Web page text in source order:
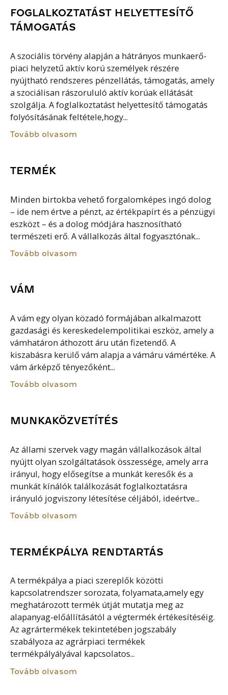
FOGLALKOZTATÁST HELYETTESÍTŐ
TÁMOGATÁS
A szociális törvény alapján a hátrányos munkaerő-
piaci helyzetű aktív korú személyek részére
nyújtható rendszeres pénzellátás, támogatás, amely
a szociálisan rászorululó aktív korúak ellátását
szolgálja. A foglalkoztatást helyettesítő támogatás
folyósításának feltétele,hogy...
Tovább olvasom
TERMÉK
Minden birtokba vehető forgalomképes ingó dolog
– ide nem értve a pénzt, az értékpapírt és a pénzügyi
eszközt – és a dolog módjára hasznosítható
természeti erő. A vállalkozás által fogyasztónak...
Tovább olvasom
VÁM
A vám egy olyan közadó formájában alkalmazott
gazdasági és kereskedelempolitikai eszköz, amely a
vámhatáron áthozott áru után fizetendő. A
kiszabásra kerülő vám alapja a vámáru vámértéke. A
vám árképző tényezőként...
Tovább olvasom
MUNKAKÖZVETÍTÉS
Az állami szervek vagy magán vállalkozások által
nyújtt olyan szolgáltatások összessége, amely arra
irányul, hogy elősegítse a munkát keresők és a
munkát kínálók találkozását foglalkoztatásra
irányuló jogviszony létesítése céljából, ideértve...
Tovább olvasom
TERMÉKPÁLYA RENDTARTÁS
A termékpálya a piaci szereplők közötti
kapcsolatrendszer sorozata, folyamata,amely egy
meghatározott termék útját mutatja meg az
alapanyag-előállításától a végtermék értékesítéséig.
Az agrártermékek tekintetében jogszabály
szabályoza az agrárpiaci termékek
termékpályályával kapcsolatos...
Tovább olvasom